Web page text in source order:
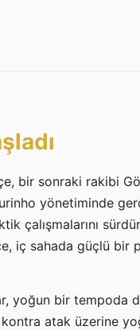
bir sonraki rakibi
yönetiminde
çalışmalarını
iç sahada güçlü bir
yoğun bir tempoda
atak üzerine